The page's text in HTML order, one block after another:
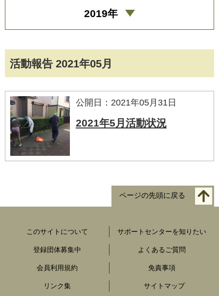
活動報告 2021年05月
公開日：2021年05月31日
2021年5月活動状況
2019年
ページの先頭に戻る
このサイトについて サポートセンターを知りたい
登録団体募集中 よくあるご質問
会員利用規約 免責事項
リンク集 サイトマップ